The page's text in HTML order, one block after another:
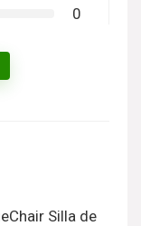
0
Silla de